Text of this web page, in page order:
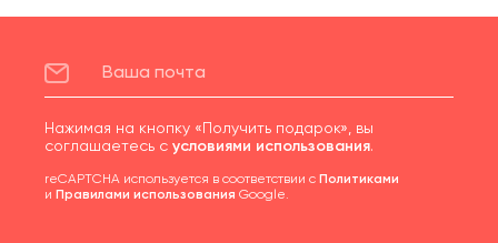
Нажимая на кнопку «Получить подарок», вы
соглашаетесь с условиями использования.
reCAPTCHA используется в соответствии с Политиками
и Правилами использования Google.